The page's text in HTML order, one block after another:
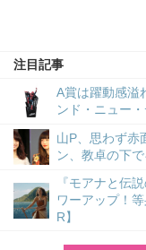
注目記事
A賞は躍動感溢
ンド・ニュー
山P、思わず赤
ン、教卓の下
『モアナと伝
ワーアップ！
R】